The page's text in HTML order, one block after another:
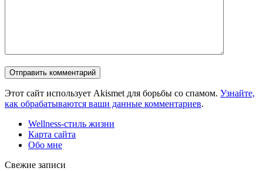
Этот сайт использует Akismet для борьбы со спамом. Узнайте,
как обрабатываются ваши данные комментариев.
Wellness-стиль жизни
Карта сайта
Обо мне
Свежие записи